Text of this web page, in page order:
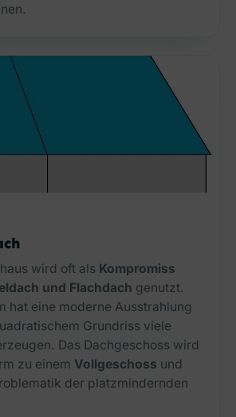
wird oft als Kompromiss
und Flachdach genutzt.
hat eine moderne Ausstrahlung
Grundriss viele
Das Dachgeschoss wird
zu einem Vollgeschoss und
der platzmindernden